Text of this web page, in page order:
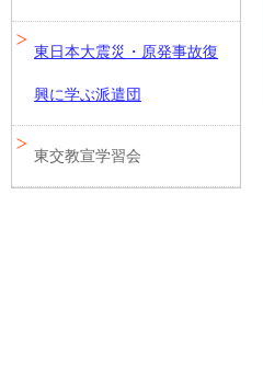
東日本大震災・原発事故復
興に学ぶ派遣団
東交教宣学習会